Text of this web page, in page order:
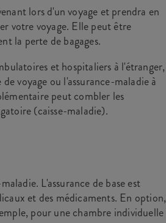
lors d'un voyage et prendra en
votre voyage. Elle peut être
la perte de bagages.
et hospitaliers à l'étranger,
voyage ou l'assurance-maladie à
peut combler les
(caisse-maladie).
L'assurance de base est
et des médicaments. En option,
pour une chambre individuelle